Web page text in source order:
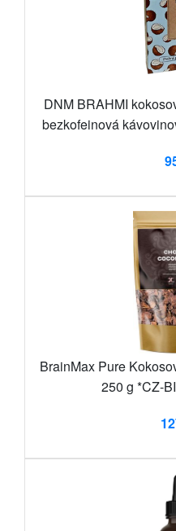
DNM BRAHMI
bezkofeinová
BrainMax Pure
250 g *CZ-